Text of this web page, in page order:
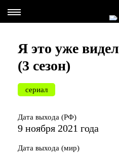
Я это уже видел
(3 сезон)
сериал
Дата выхода (РФ)
9 ноября 2021 года
Дата выхода (мир)